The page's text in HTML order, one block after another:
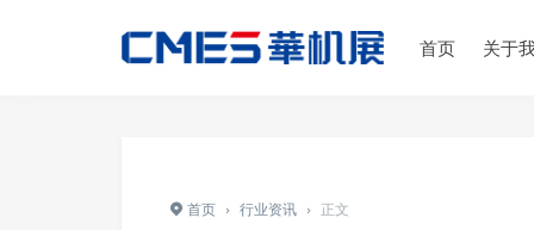
首页 关于
首页 › 行业资讯 › 正文